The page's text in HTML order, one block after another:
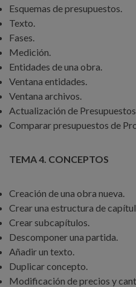
Esquemas de presupuestos.
Texto.
Fases.
Medición.
Entidades de una obra.
Ventana entidades.
Ventana archivos.
Actualización de
Comparar presupuestos de
TEMA 4. CONCEPTOS
Creación de una obra nueva.
Crear una estructura de
Crear subcapítulos.
Descomponer una partida.
Añadir un texto.
Duplicar concepto.
Modificación de precios y